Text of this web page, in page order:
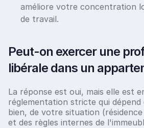
améliore votre concentration
de travail.
Peut-on exercer une
libérale dans un
La réponse est oui, mais elle est
réglementation stricte qui dépend
bien, de votre situation
et des règles internes de